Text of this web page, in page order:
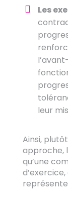
Les
leur
Ainsi,
approche,
qu’une